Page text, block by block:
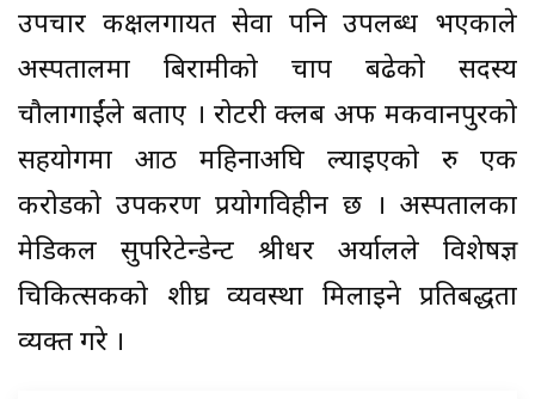
उपचार कक्षलगायत सेवा पनि उपलब्ध भएकाले
अस्पतालमा बिरामीको चाप बढेको सदस्य
चौलागाईंले बताए । रोटरी क्लब अफ मकवानपुरको
सहयोगमा आठ महिनाअघि ल्याइएको रु एक
करोडको उपकरण प्रयोगविहीन छ । अस्पतालका
मेडिकल सुपरिटेन्डेन्ट श्रीधर अर्यालले विशेषज्ञ
चिकित्सकको शीघ्र व्यवस्था मिलाइने प्रतिबद्धता
व्यक्त गरे ।